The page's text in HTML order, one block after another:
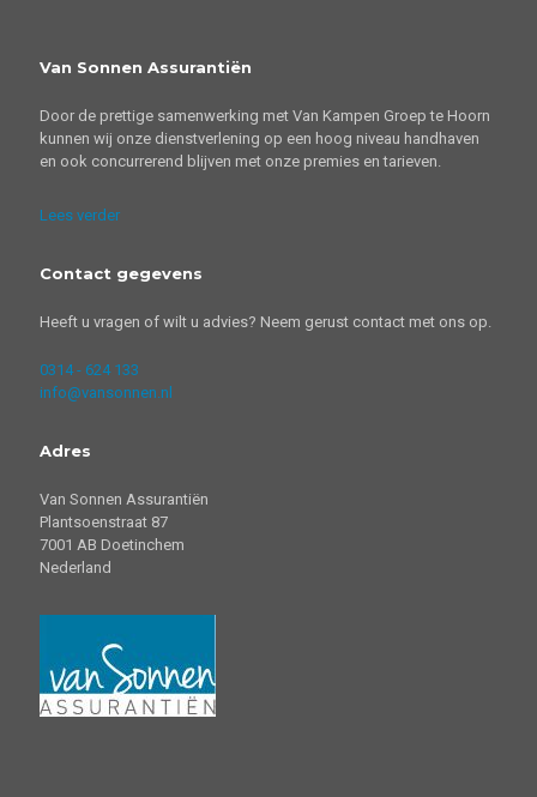
Van Sonnen Assurantiën
Door de prettige samenwerking met Van Kampen Groep te Hoorn
kunnen wij onze dienstverlening op een hoog niveau handhaven
en ook concurrerend blijven met onze premies en tarieven.
Lees verder
Contact gegevens
Heeft u vragen of wilt u advies? Neem gerust contact met ons op.
0314 - 624 133
info@vansonnen.nl
Adres
Van Sonnen Assurantiën
Plantsoenstraat 87
7001 AB Doetinchem
Nederland